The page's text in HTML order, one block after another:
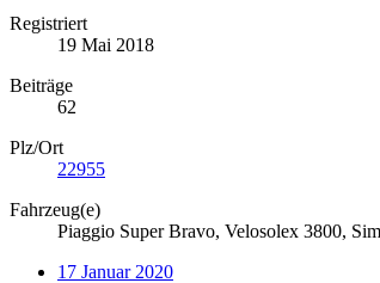
Registriert
19 Mai 2018
Beiträge
62
Plz/Ort
22955
Fahrzeug(e)
Piaggio Super Bravo, Velosolex 3800,
17 Januar 2020